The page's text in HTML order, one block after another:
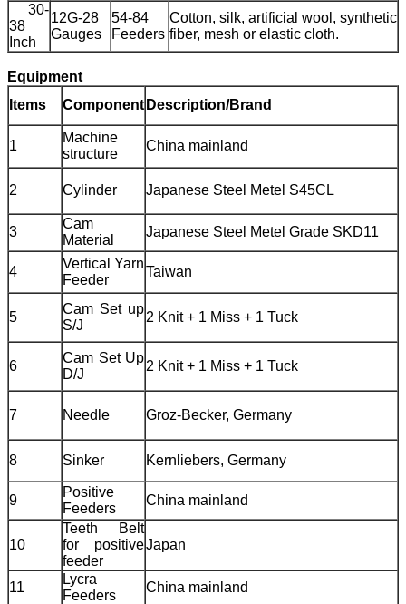
30-
38
Inch
12G-28
Gauges
54-84
Feeders
Cotton, silk, artificial wool, synthetic
fiber, mesh or elastic cloth.
Equipment
Items
Component Description/Brand
1
Machine
structure
China mainland
2 Cylinder Japanese Steel Metel S45CL
3
Cam
Material
Japanese Steel Metel Grade SKD11
4
Vertical Yarn
Feeder
Taiwan
5
Cam Set up
S/J
2 Knit + 1 Miss + 1 Tuck
6
Cam Set Up
D/J
2 Knit + 1 Miss + 1 Tuck
7 Needle Groz-Becker, Germany
8 Sinker Kernliebers, Germany
9
Positive
Feeders
China mainland
10
Teeth Belt
for positive
feeder
Japan
11
Lycra
Feeders
China mainland